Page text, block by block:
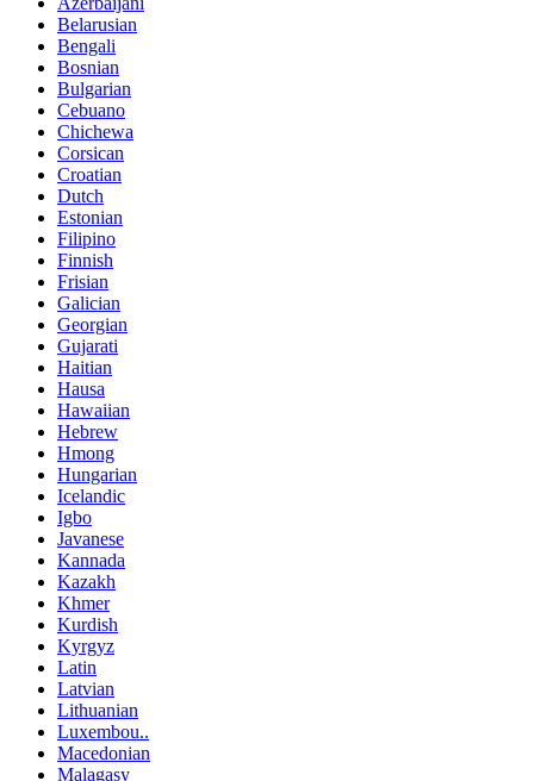
Belarusian
Bengali
Bosnian
Bulgarian
Cebuano
Chichewa
Corsican
Croatian
Dutch
Estonian
Filipino
Finnish
Frisian
Galician
Georgian
Gujarati
Haitian
Hausa
Hawaiian
Hebrew
Hmong
Hungarian
Icelandic
Igbo
Javanese
Kannada
Kazakh
Khmer
Kurdish
Kyrgyz
Latin
Latvian
Lithuanian
Luxembou..
Macedonian
Malagasy